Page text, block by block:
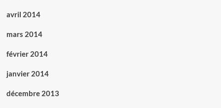
avril 2014
mars 2014
février 2014
janvier 2014
décembre 2013